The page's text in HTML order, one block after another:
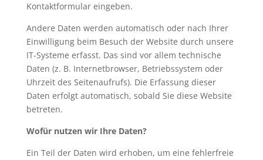
Kontaktformular eingeben.
Andere Daten werden automatisch oder nach Ihrer
Einwilligung beim Besuch der Website durch unsere
IT-Systeme erfasst. Das sind vor allem technische
Daten (z. B. Internetbrowser, Betriebssystem oder
Uhrzeit des Seitenaufrufs). Die Erfassung dieser
Daten erfolgt automatisch, sobald Sie diese Website
betreten.
Wofür nutzen wir Ihre Daten?
Ein Teil der Daten wird erhoben, um eine fehlerfreie